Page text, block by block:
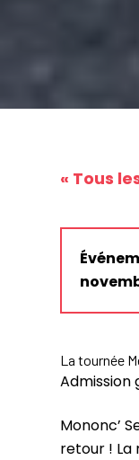
« Tous
La tournée
Admission
Mononc’
retour ! La